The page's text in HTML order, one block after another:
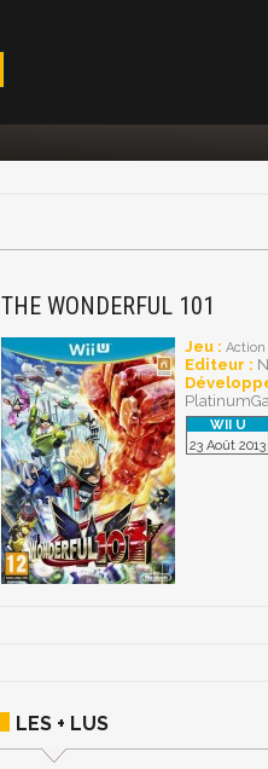
THE WONDERFUL 101
Jeu : Action
Editeur :
23 Août 2013
LES + LUS